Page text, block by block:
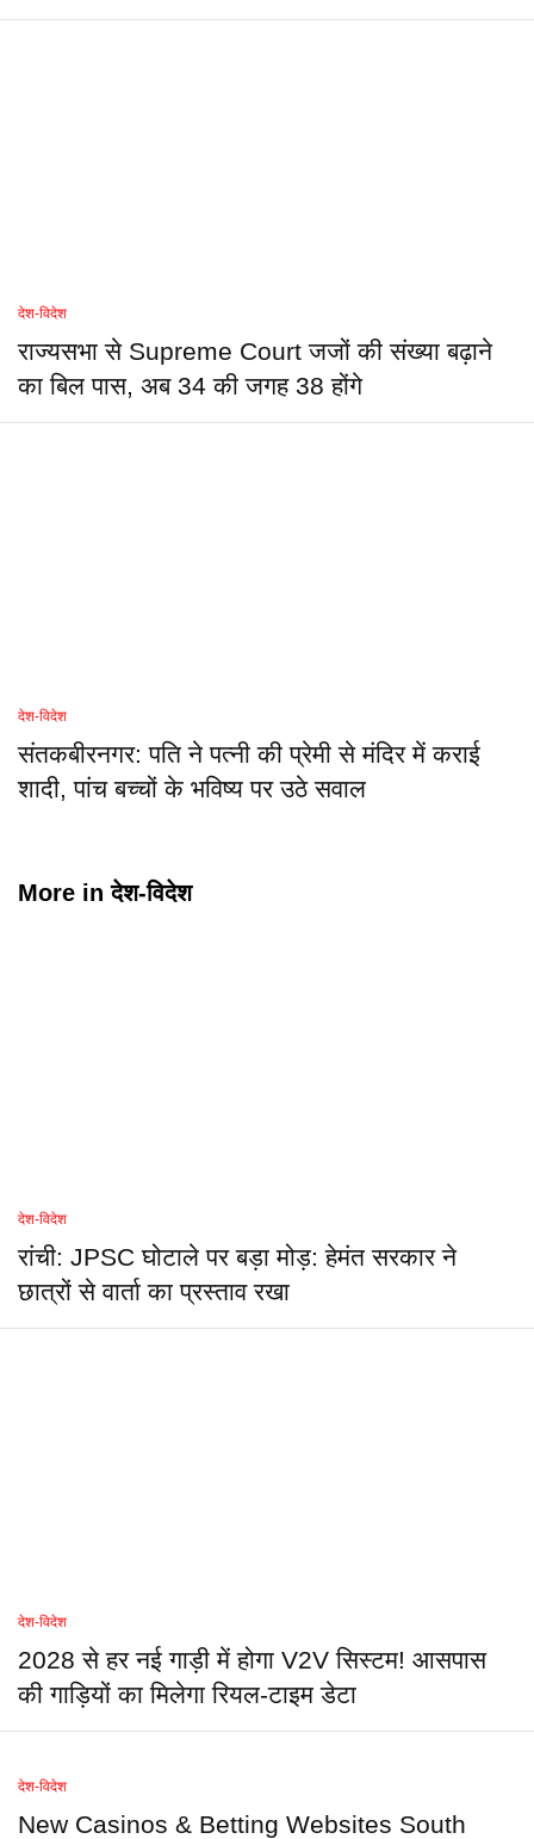
देश-विदेश
राज्यसभा से Supreme Court जजों की संख्या बढ़ाने
का बिल पास, अब 34 की जगह 38 होंगे
देश-विदेश
संतकबीरनगर: पति ने पत्नी की प्रेमी से मंदिर में कराई
शादी, पांच बच्चों के भविष्य पर उठे सवाल
More inदेश-विदेश
देश-विदेश
रांची: JPSC घोटाले पर बड़ा मोड़: हेमंत सरकार ने
छात्रों से वार्ता का प्रस्ताव रखा
देश-विदेश
2028 से हर नई गाड़ी में होगा V2V सिस्टम! आसपास
की गाड़ियों का मिलेगा रियल-टाइम डेटा
देश-विदेश
New Casinos & Betting Websites South